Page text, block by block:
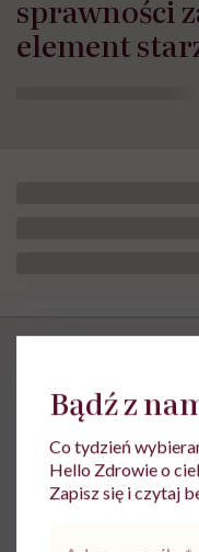
sprawności
element
tunelu i
Bądź z
Co tydzień
Hello Zdrowie o
Zapisz się i czytaj